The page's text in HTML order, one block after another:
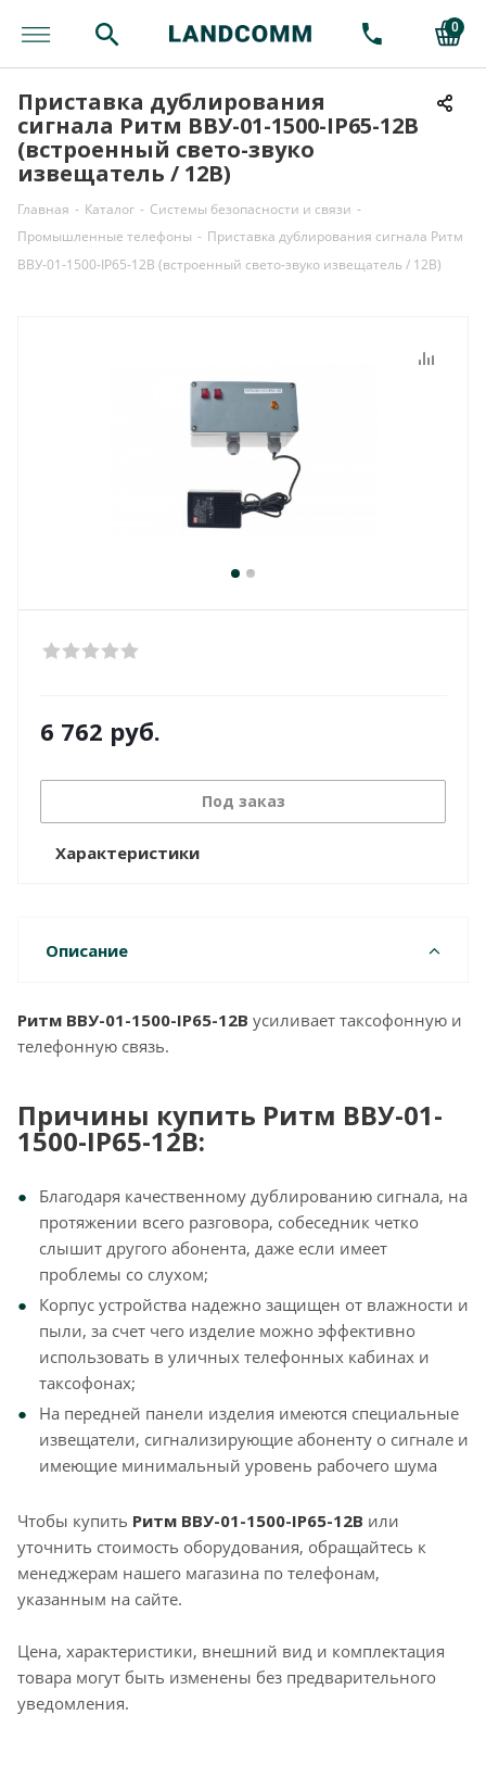
0
Приставка дублирования
сигнала Ритм ВВУ-01-1500-IP65-12В
(встроенный свето-звуко
извещатель / 12В)
Главная - Каталог - Системы безопасности и связи -
Промышленные телефоны - Приставка дублирования сигнала Ритм
ВВУ-01-1500-IP65-12В (встроенный свето-звуко извещатель / 12В)
6 762 руб.
Под заказ
Характеристики
Описание
Ритм ВВУ-01-1500-IP65-12В усиливает таксофонную и
телефонную связь.
Причины купить Ритм ВВУ-01-
1500-IP65-12В:
Благодаря качественному дублированию сигнала, на
протяжении всего разговора, собеседник четко
слышит другого абонента, даже если имеет
проблемы со слухом;
Корпус устройства надежно защищен от влажности и
пыли, за счет чего изделие можно эффективно
использовать в уличных телефонных кабинах и
таксофонах;
На передней панели изделия имеются специальные
извещатели, сигнализирующие абоненту о сигнале и
имеющие минимальный уровень рабочего шума
Чтобы купить Ритм ВВУ-01-1500-IP65-12В или
уточнить стоимость оборудования, обращайтесь к
менеджерам нашего магазина по телефонам,
указанным на сайте.
Цена, характеристики, внешний вид и комплектация
товара могут быть изменены без предварительного
уведомления.